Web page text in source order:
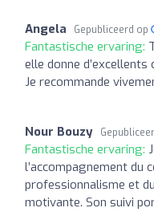
Angela Gepubliceerd op
Fantastische ervaring:
elle donne
Je recommande
Nour Bouzy
Fantastische ervaring:
l’accompagnement du
professionnalisme et
motivante. Son suivi